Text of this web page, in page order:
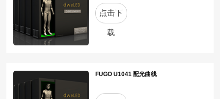
点击下
载
FUGO U1041 配光曲线